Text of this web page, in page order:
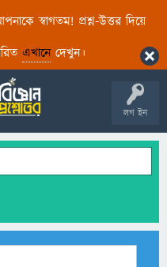
স্বাগতম! প্রশ্ন-উত্তর দিয়ে
এখানেদেখুন।
লগ ইন